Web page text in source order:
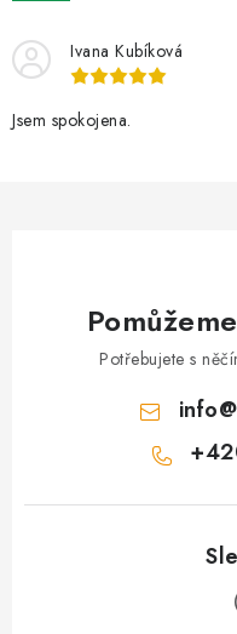
Ivana Kubíková
Jsem spokojena.
Potřebujete s
info@